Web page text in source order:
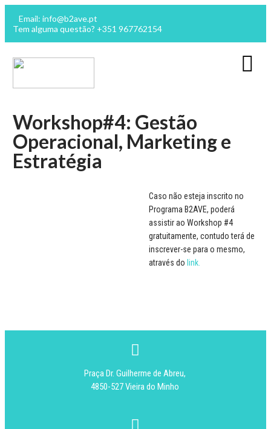
Email: info@b2ave.pt
Tem alguma questão? +351 967762154
Workshop#4: Gestão
Operacional, Marketing e
Estratégia
Caso não esteja inscrito no
Programa B2AVE, poderá
assistir ao Workshop #4
gratuitamente, contudo terá de
inscrever-se para o mesmo,
através do link.
Praça Dr. Guilherme de Abreu,
4850-527 Vieira do Minho